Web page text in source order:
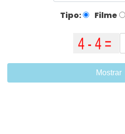
Tipo: Filme
Mostrar